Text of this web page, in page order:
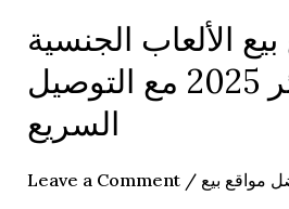
الألعاب الجنسية
في الجزائر 2025 مع التوصيل
السريع
Leave a Comment / مواقع بيع
أفضل
مواقع
بيع
الألعاب
في